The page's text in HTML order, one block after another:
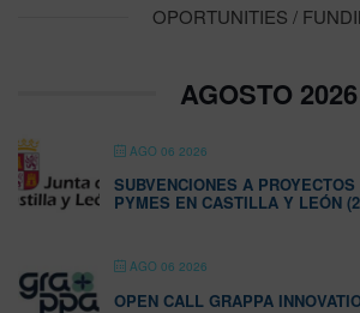
OPORTUNITIES /
AGOSTO 2026
AGO 06 2026
SUBVENCIONES A
PYMES EN CASTILLA Y LEÓN
AGO 06 2026
OPEN CALL GRAPPA